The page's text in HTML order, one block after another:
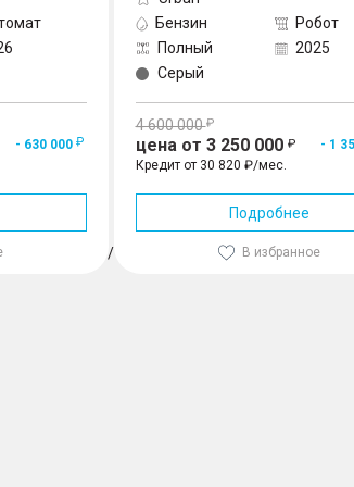
- 630 000
Бензин
Робот
Полный
2025
Серый
4 600 000
цена от 3 250 000
- 1
Кредит от 30 820 ₽/мес.
Подробнее
В избранное
/